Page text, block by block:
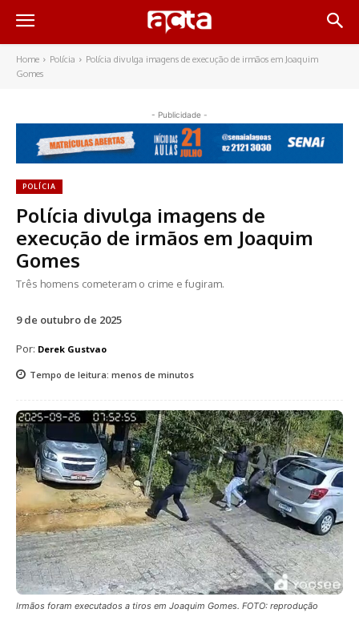
Home Polícia
Polícia divulga imagens de execução de irmãos em Joaquim
Gomes
- Publicidade -
POLÍCIA
Polícia divulga imagens de
execução de irmãos em Joaquim
Gomes
Três homens cometeram o crime e fugiram.
9 de outubro de 2025
Por: Derek Gustvao
Tempo de leitura: menos de minutos
Irmãos foram executados a tiros em Joaquim Gomes. FOTO: reprodução